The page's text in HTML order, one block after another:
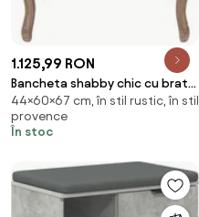
1.125,99 RON
Bancheta shabby chic cu brate
laterale, bej, stofa
44×60×67 cm, în stil rustic, în stil
provence
În stoc